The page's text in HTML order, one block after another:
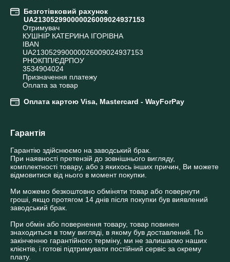
Безготівковий рахунок
UA213052990000026009024937153
Отримувач
КУШНІР КАТЕРИНА ІГОРІВНА
IBAN
UA213052990000026009024937153
РНОКПП/ЄДРПОУ
3534904024
Призначення платежу
Оплата за товар
Оплата картою Visa, Mastercard - WayForPay
Гарантія
Гарантію здійснюємо на заводський брак.
При наявності претензій до зовнішнього вигляду,
комплектності товару, або з якихось інших причин, Ви можете
відмовитися від нього в момент покупки.
Ми можемо безкоштовно обміняти товар або повернути
гроші, якщо протягом 14 днів після покупки був виявлений
заводський брак.
При обмін або повернення товару, товар повинен
знаходиться в тому вигляді, в якому був доставлений. По
закінченню гарантійного терміну, ми не залишаємо наших
клієнтів, і готові підтримувати постійний сервіс за окрему
плату.